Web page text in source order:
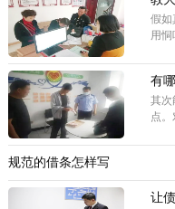
假如
用恫
有
其次
点。
规范的借条怎样写
让